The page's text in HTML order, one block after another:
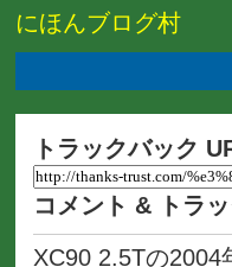
にほんブログ村
トラックバック
コメント & トラ
XC90 2.5Tの2004